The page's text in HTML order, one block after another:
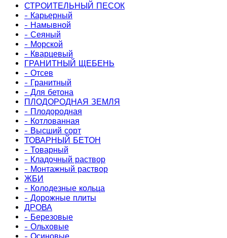
СТРОИТЕЛЬНЫЙ ПЕСОК
- Карьерный
- Намывной
- Сеяный
- Морской
- Кварцевый
ГРАНИТНЫЙ ЩЕБЕНЬ
- Отсев
- Гранитный
- Для бетона
ПЛОДОРОДНАЯ ЗЕМЛЯ
- Плодородная
- Котлованная
- Высший сорт
ТОВАРНЫЙ БЕТОН
- Товарный
- Кладочный раствор
- Монтажный раствор
ЖБИ
- Колодезные кольца
- Дорожные плиты
ДРОВА
- Березовые
- Ольховые
- Осиновые